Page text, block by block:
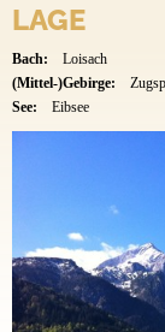
LAGE
Bach:
Loisach
(Mittel-)Gebirge:
See:
Eibsee